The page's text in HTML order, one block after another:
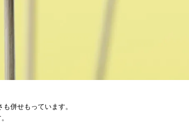
併せもっています。